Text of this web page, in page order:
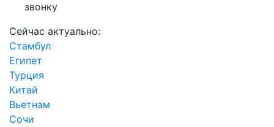
звонку
Сейчас актуально:
Стамбул
Египет
Турция
Китай
Вьетнам
Сочи